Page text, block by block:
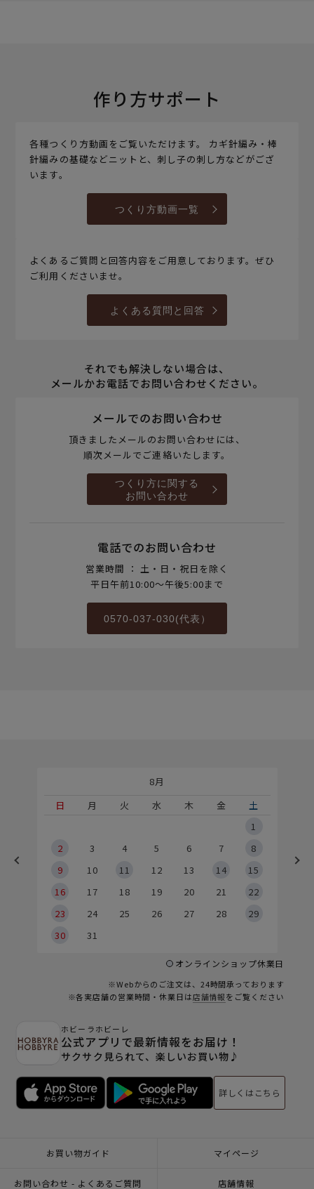
作り方サポート
各種つくり方動画をご覧いただけます。 カギ針編み・棒
針編みの基礎などニットと、刺し子の刺し方などがござ
います。
つくり方動画一覧
よくあるご質問と回答内容をご用意しております。ぜひ
ご利用くださいませ。
よくある質問と回答
それでも解決しない場合は、
メールかお電話でお問い合わせください。
メールでのお問い合わせ
頂きましたメールのお問い合わせには、
順次メールでご連絡いたします。
つくり方に関する
お問い合わせ
電話でのお問い合わせ
営業時間 ： 土・日・祝日を除く
平日午前10:00～午後5:00まで
0570-037-030(代表）
8月
日
月 火 水 木 金
土
1
2
3 4 5 6 7
8
9
10 11 12 13 14
15
16
17 18 19 20 21
22
23
24 25 26 27 28
29
30
31
オンラインショップ休業日
※Webからのご注文は、24時間承っております
※各実店舗の営業時間・休業日は店舗情報をご覧ください
ホビーラホビーレ
公式アプリで最新情報をお届け！
サクサク見られて、楽しいお買い物♪
詳しくはこちら
お買い物ガイド マイページ
お問い合わせ - よくあるご質問 店舗情報